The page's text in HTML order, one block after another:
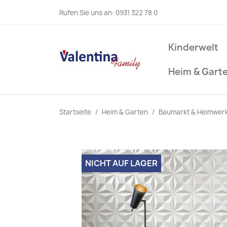
Rufen Sie uns an: 0931 322 78 0
Kinderwelt
Heim &
Startseite Heim & Garten Baumarkt &
NICHT AUF LAGER